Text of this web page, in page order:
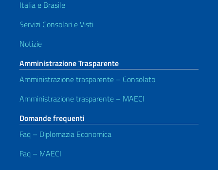
Italia e Brasile
Servizi Consolari e Visti
Notizie
Amministrazione Trasparente
Amministrazione trasparente – Consolato
Amministrazione trasparente – MAECI
Domande frequenti
Faq – Diplomazia Economica
Faq – MAECI